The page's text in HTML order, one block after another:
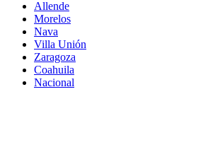
Allende
Morelos
Nava
Villa Unión
Zaragoza
Coahuila
Nacional